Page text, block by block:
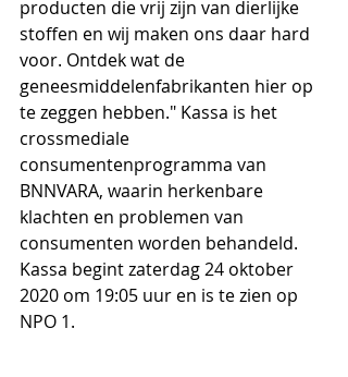
producten die vrij zijn van dierlijke
stoffen en wij maken ons daar hard
voor. Ontdek wat de
geneesmiddelenfabrikanten hier op
te zeggen hebben." Kassa is het
crossmediale
consumentenprogramma van
BNNVARA, waarin herkenbare
klachten en problemen van
consumenten worden behandeld.
Kassa begint zaterdag 24 oktober
2020 om 19:05 uur en is te zien op
NPO 1.